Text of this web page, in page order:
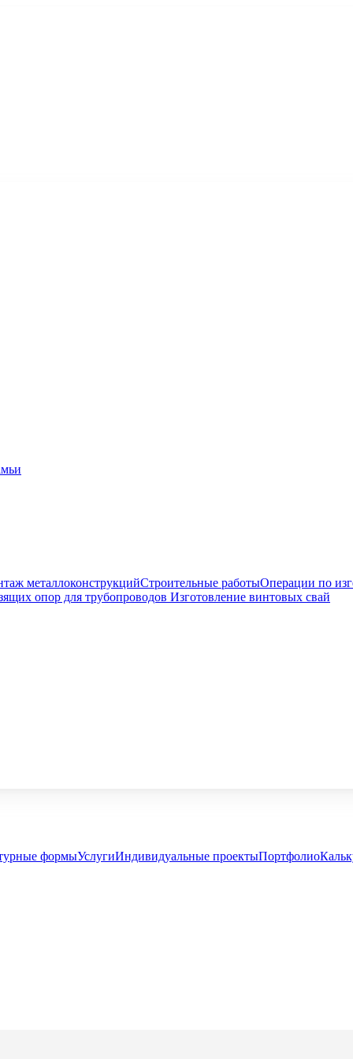
металлоконструкцийСтроительные работыОперации по
опор для трубопроводов Изготовление винтовых свай
формыУслугиИндивидуальные проектыПортфолио